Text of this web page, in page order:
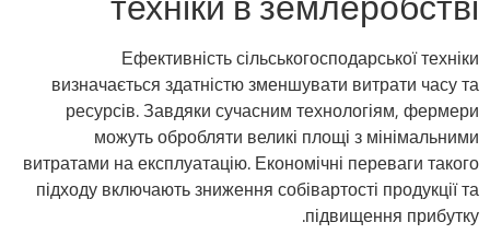
Ефективність сільськогосподарської техніки
визначається здатністю зменшувати витрати часу та
ресурсів. Завдяки сучасним технологіям, фермери
можуть обробляти великі площі з мінімальними
витратами на експлуатацію. Економічні переваги такого
підходу включають зниження собівартості продукції та
підвищення прибутку.